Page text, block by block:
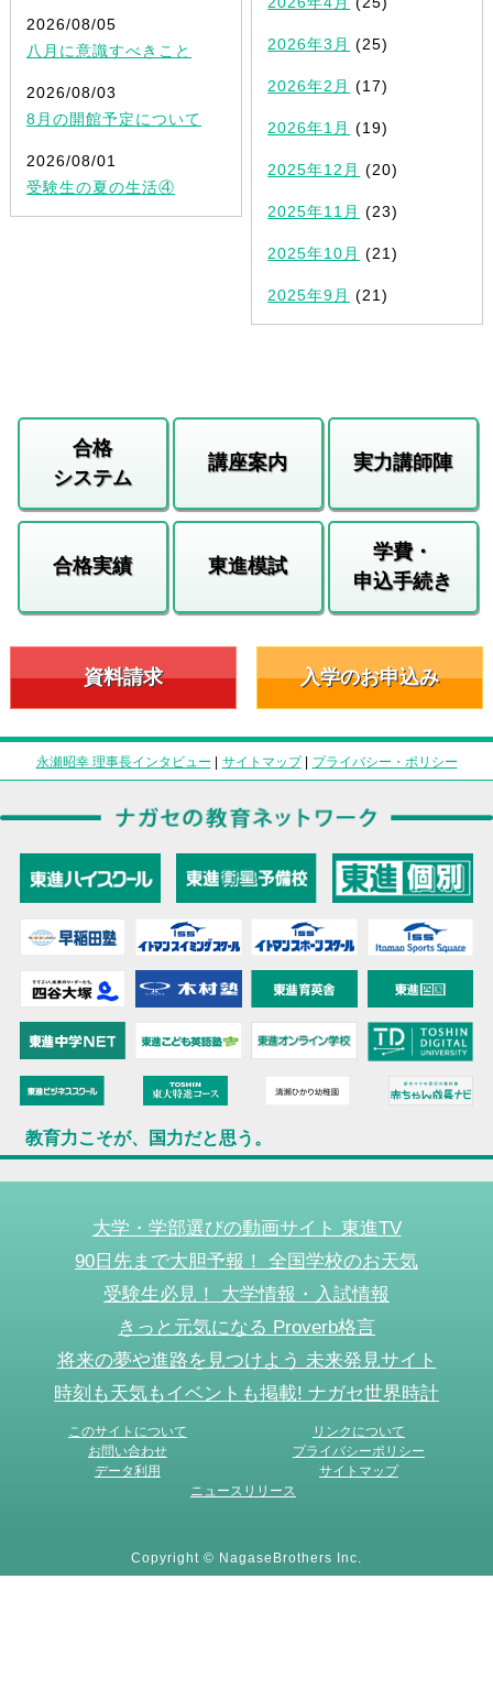
2026/08/05
八月に意識すべきこと
2026/08/03
8月の開館予定について
2026/08/01
受験生の夏の生活④
2026年3月 (25)
2026年2月 (17)
2026年1月 (19)
2025年12月 (20)
2025年11月 (23)
2025年10月 (21)
2025年9月 (21)
合格
システム
講座案内 実力講師陣
合格実績 東進模試
学費・
申込手続き
資料請求 入学のお申込み
永瀬昭幸 理事長インタビュー | サイトマップ| プライバシー・ポリシー
教育力こそが、国力だと思う。
大学・学部選びの動画サイト 東進TV
90日先まで大胆予報！ 全国学校のお天気
受験生必見！ 大学情報・入試情報
きっと元気になる Proverb格言
将来の夢や進路を見つけよう 未来発見サイト
時刻も天気もイベントも掲載! ナガセ世界時計
このサイトについて
リンクについて
お問い合わせ
プライバシーポリシー
データ利用
サイトマップ
ニュースリリース
Copyright © NagaseBrothers Inc.